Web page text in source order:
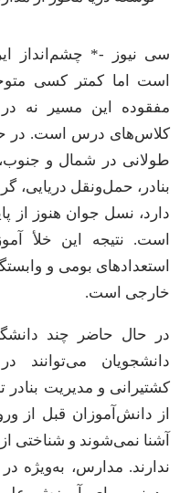
سی نیوز -* چشم‌انداز
است اما کمتر کسی
مفقوده این مسیر نه
کلاس‌های درس است. در
طولانی در شمال و
بنادر، حمل‌ونقل
دارد، نسل جوان هنوز از
است. نتیجه این خلأ
استعدادهای بومی و
خارجی است.
در حال حاضر چند
دانشجویان می‌توانند
کشتیرانی و مدیریت بنادر
از دانش‌آموزان قبل از
آشنا نمی‌شوند و شناختی
ندارند. مدارس، به‌ویژه